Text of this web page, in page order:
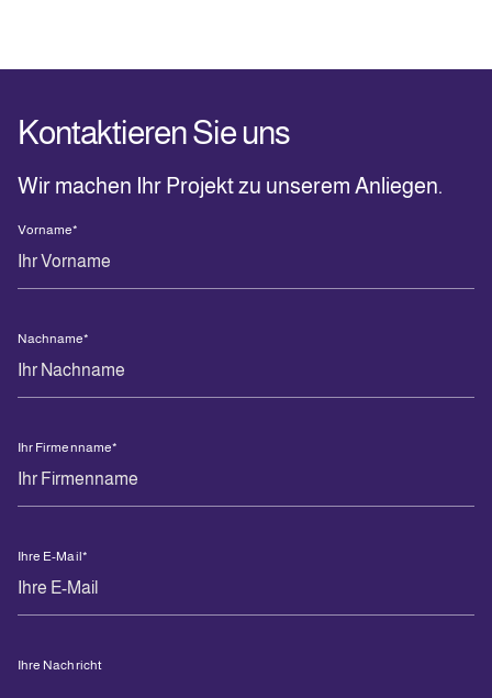
Kontaktieren Sie uns
Wir machen Ihr Projekt zu unserem Anliegen.
Vorname*
Nachname*
Ihr Firmenname*
Ihre E-Mail*
Ihre Nachricht